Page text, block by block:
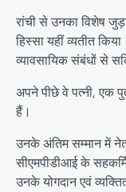
रांची से उनका विशेष
हिस्सा यहीं व्यतीत
व्यावसायिक संबंधों से
अपने पीछे वे पत्नी, एक
हैं।
उनके अंतिम सम्मान में
सीएमपीडीआई के
उनके योगदान एवं